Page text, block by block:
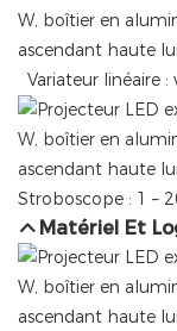
Variateur linéaire
Stroboscope : 1 –
Matériel Et